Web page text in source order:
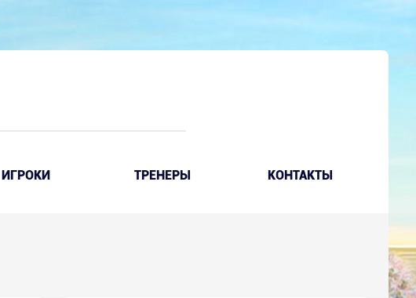
ИГРОКИ ТРЕНЕРЫ КОНТАКТЫ